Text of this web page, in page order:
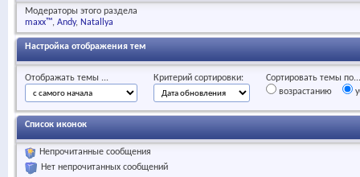
Модераторы этого раздела
maxx™ Andy Natallya
Настройка отображения тем
Отображать темы ... Критерий сортировки:
Сортировать темы по...
возрастанию
Список иконок
Непрочитанные сообщения
Нет непрочитанных сообщений